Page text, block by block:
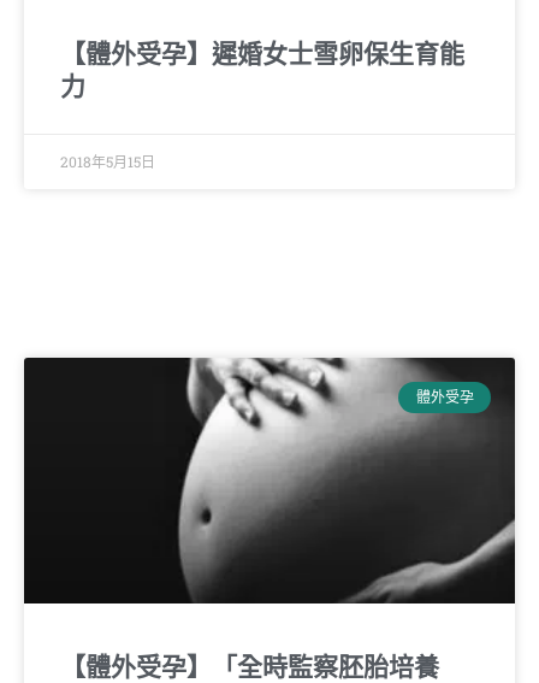
【體外受孕】遲婚女士雪卵保生育能
力
2018年5月15日
體外受孕
【體外受孕】「全時監察胚胎培養